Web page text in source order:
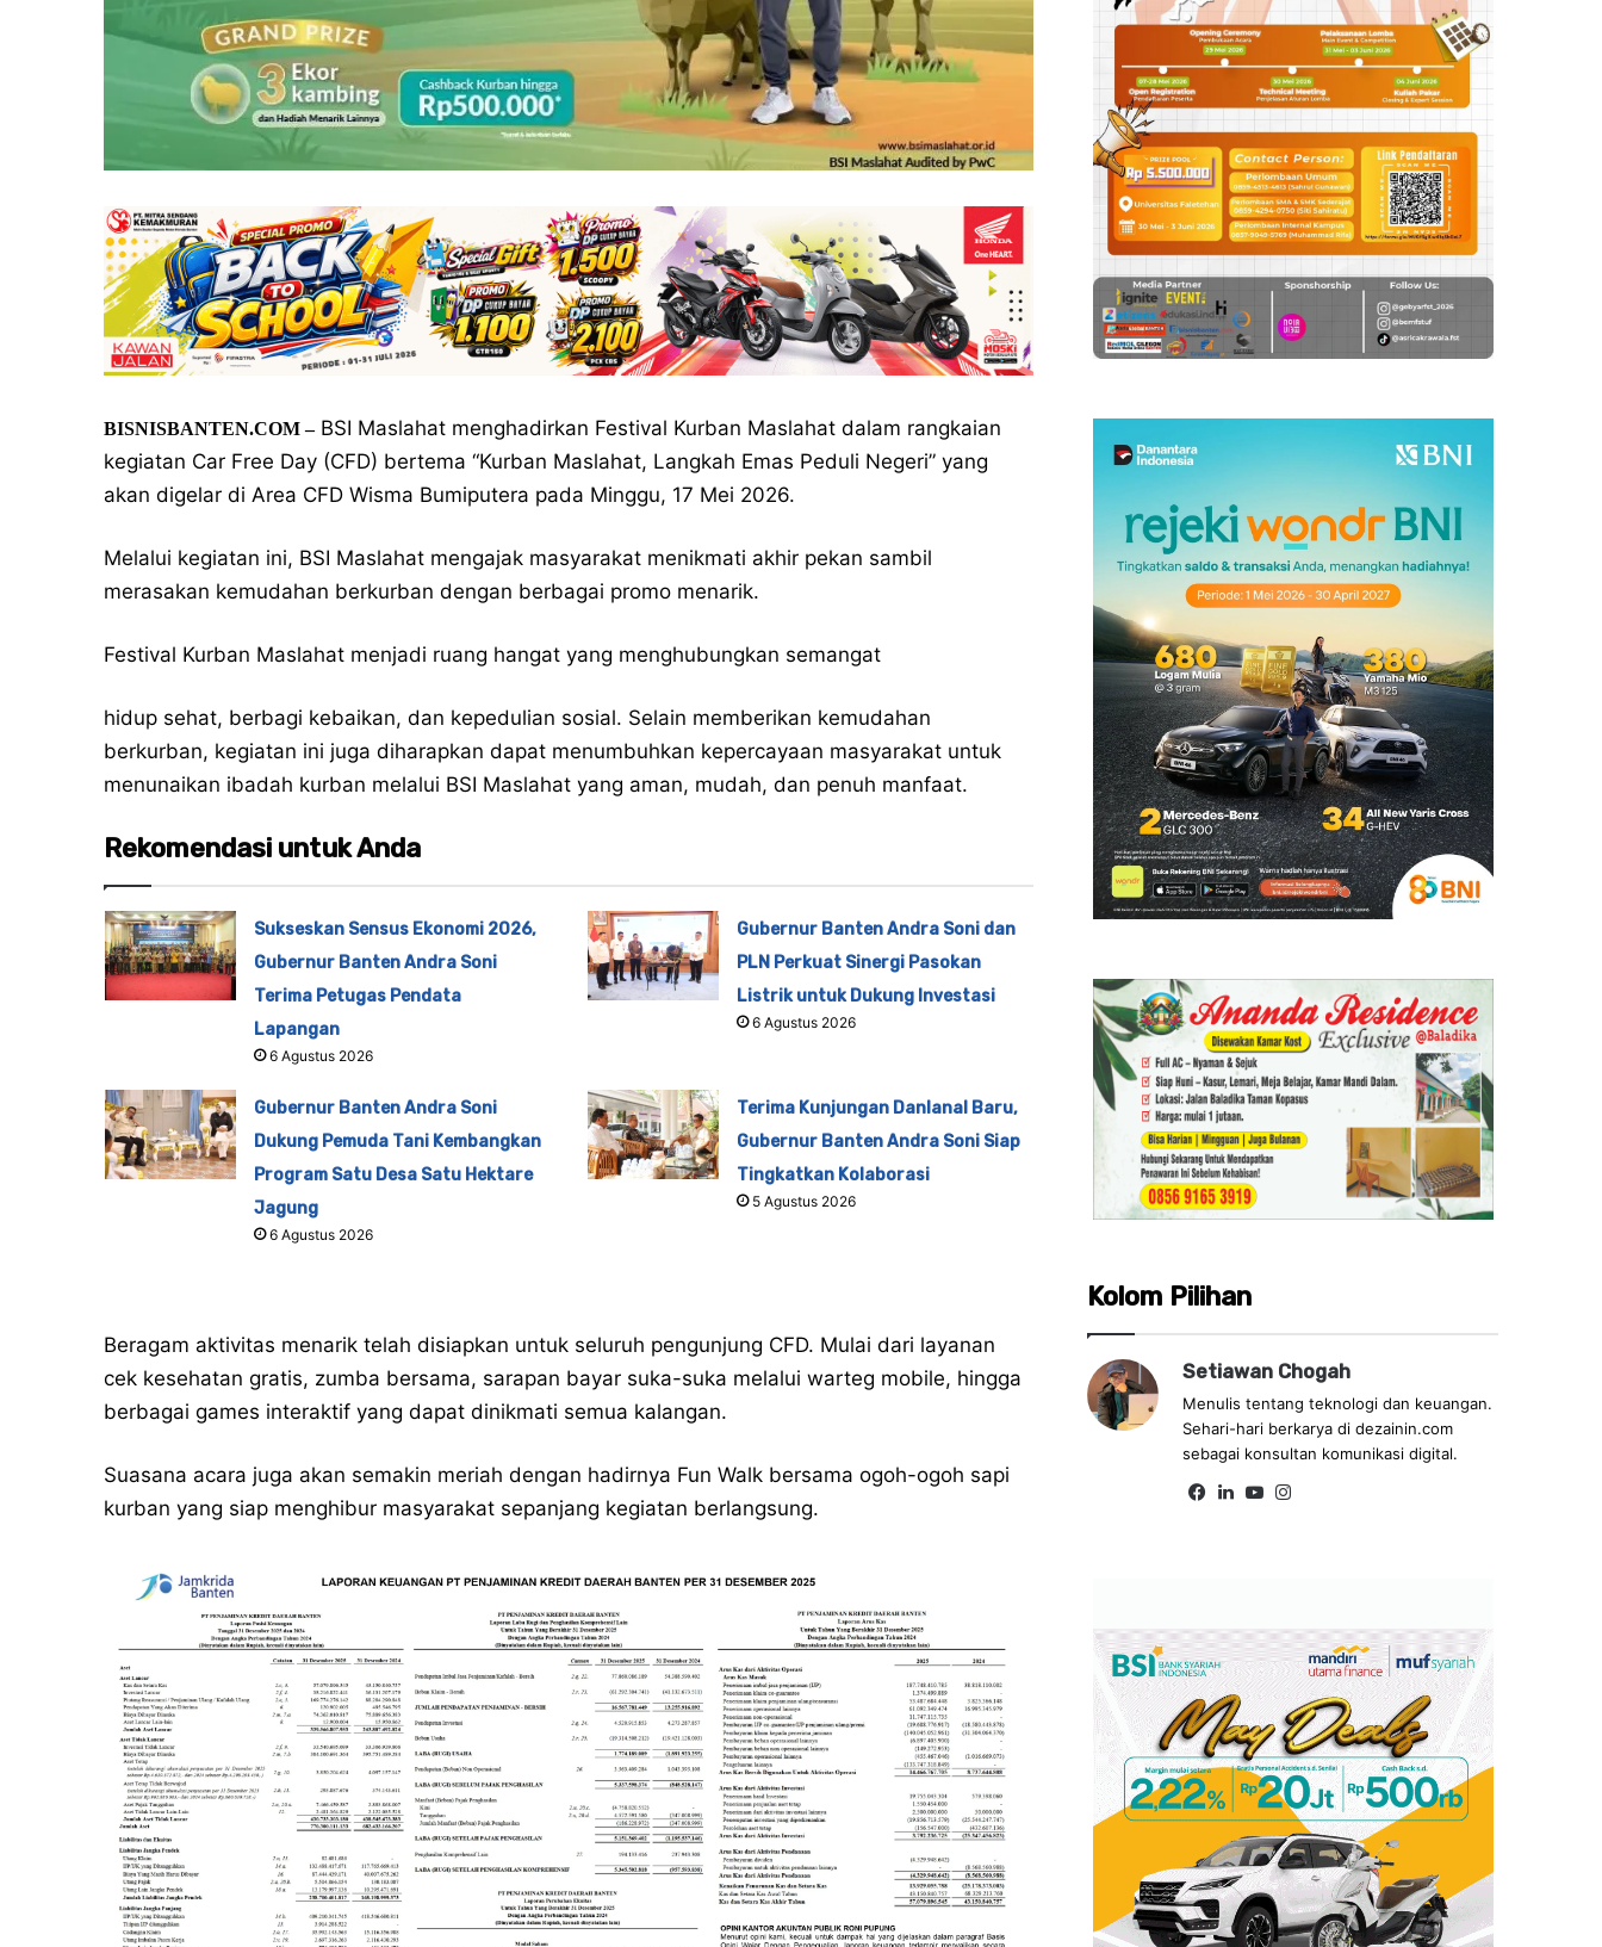
BISNISBANTEN.COM–BSI Maslahat menghadirkan Festival Kurban Maslahat dalam rangkaian
kegiatan Car Free Day (CFD) bertema “Kurban Maslahat, Langkah Emas Peduli Negeri” yang
akan digelar di Area CFD Wisma Bumiputera pada Minggu, 17 Mei 2026.
Melalui kegiatan ini, BSI Maslahat mengajak masyarakat menikmati akhir pekan sambil
merasakan kemudahan berkurban dengan berbagai promo menarik.
Festival Kurban Maslahat menjadi ruang hangat yang menghubungkan semangat
hidup sehat, berbagi kebaikan, dan kepedulian sosial. Selain memberikan kemudahan
berkurban, kegiatan ini juga diharapkan dapat menumbuhkan kepercayaan masyarakat untuk
menunaikan ibadah kurban melalui BSI Maslahat yang aman, mudah, dan penuh manfaat.
Rekomendasi untuk Anda
Sukseskan Sensus Ekonomi 2026,
Gubernur Banten Andra Soni
Terima Petugas Pendata
Lapangan
6 Agustus 2026
Gubernur Banten Andra Soni dan
PLN Perkuat Sinergi Pasokan
Listrik untuk Dukung Investasi
6 Agustus 2026
Gubernur Banten Andra Soni
Dukung Pemuda Tani Kembangkan
Program Satu Desa Satu Hektare
Jagung
6 Agustus 2026
Terima Kunjungan Danlanal Baru,
Gubernur Banten Andra Soni Siap
Tingkatkan Kolaborasi
5 Agustus 2026
Beragam aktivitas menarik telah disiapkan untuk seluruh pengunjung CFD. Mulai dari layanan
cek kesehatan gratis, zumba bersama, sarapan bayar suka-suka melalui warteg mobile, hingga
berbagai games interaktif yang dapat dinikmati semua kalangan.
Suasana acara juga akan semakin meriah dengan hadirnya Fun Walk bersama ogoh-ogoh sapi
kurban yang siap menghibur masyarakat sepanjang kegiatan berlangsung.
Kolom Pilihan
Setiawan Chogah
Menulis tentang teknologi dan keuangan.
Sehari-hari berkarya di dezainin.com
sebagai konsultan komunikasi digital.
Fa Lin Yo